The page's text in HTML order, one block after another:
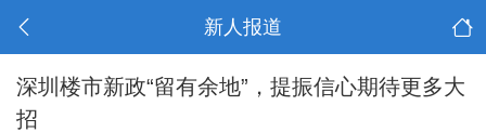
新人报道
深圳楼市新政“留有余地”，提振信心期待更多大
招